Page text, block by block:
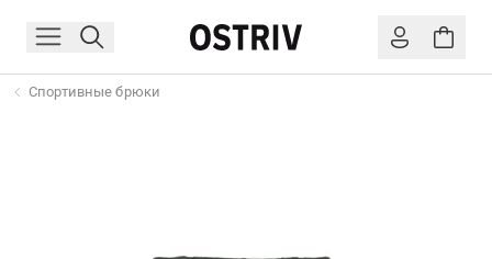
Спортивные брюки